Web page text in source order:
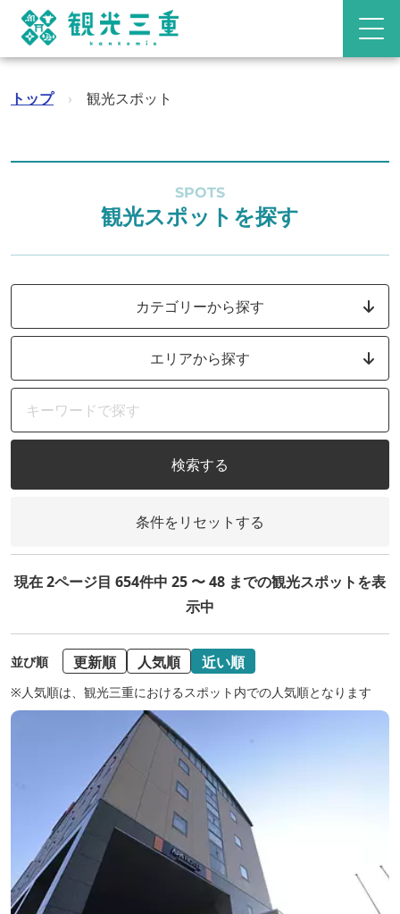
トップ › 観光スポット
SPOTS
観光スポットを探す
カテゴリーから探す
エリアから探す
検索する
条件をリセットする
現在 2ページ目 654件中 25 〜 48 までの観光スポットを表
示中
並び順 更新順 人気順 近い順
※人気順は、観光三重におけるスポット内での人気順となります